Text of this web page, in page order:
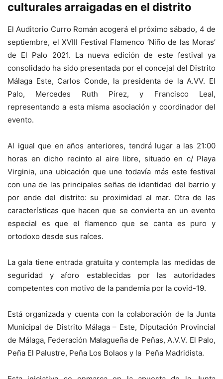
culturales arraigadas en el distrito
El Auditorio Curro Román acogerá el próximo sábado, 4 de
septiembre, el XVIII Festival Flamenco ‘Niño de las Moras’
de El Palo 2021. La nueva edición de este festival ya
consolidado ha sido presentada por el concejal del Distrito
Málaga Este, Carlos Conde, la presidenta de la A.VV. El
Palo, Mercedes Ruth Pírez, y Francisco Leal,
representando a esta misma asociación y coordinador del
evento.
Al igual que en años anteriores, tendrá lugar a las 21:00
horas en dicho recinto al aire libre, situado en c/ Playa
Virginia, una ubicación que une todavía más este festival
con una de las principales señas de identidad del barrio y
por ende del distrito: su proximidad al mar. Otra de las
características que hacen que se convierta en un evento
especial es que el flamenco que se canta es puro y
ortodoxo desde sus raíces.
La gala tiene entrada gratuita y contempla las medidas de
seguridad y aforo establecidas por las autoridades
competentes con motivo de la pandemia por la covid-19.
Está organizada y cuenta con la colaboración de la Junta
Municipal de Distrito Málaga – Este, Diputación Provincial
de Málaga, Federación Malagueña de Peñas, A.V.V. El Palo,
Peña El Palustre, Peña Los Bolaos y la Peña Madridista.